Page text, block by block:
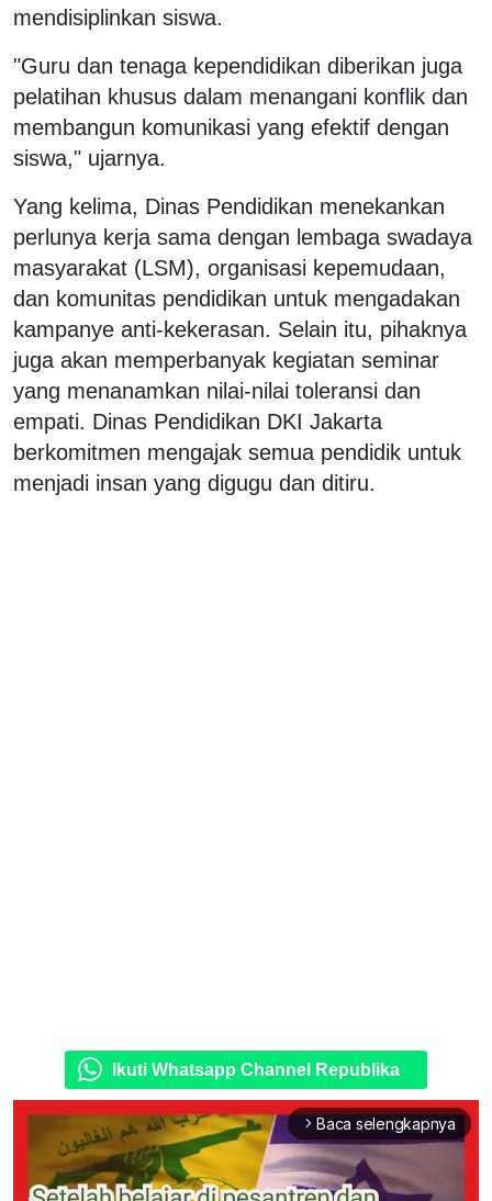
mendisiplinkan siswa.
"Guru dan tenaga kependidikan diberikan juga
pelatihan khusus dalam menangani konflik dan
membangun komunikasi yang efektif dengan
siswa," ujarnya.
Yang kelima, Dinas Pendidikan menekankan
perlunya kerja sama dengan lembaga swadaya
masyarakat (LSM), organisasi kepemudaan,
dan komunitas pendidikan untuk mengadakan
kampanye anti-kekerasan. Selain itu, pihaknya
juga akan memperbanyak kegiatan seminar
yang menanamkan nilai-nilai toleransi dan
empati. Dinas Pendidikan DKI Jakarta
berkomitmen mengajak semua pendidik untuk
menjadi insan yang digugu dan ditiru.
Ikuti Whatsapp Channel Republika
arrow_forward_ios Baca selengkapnya